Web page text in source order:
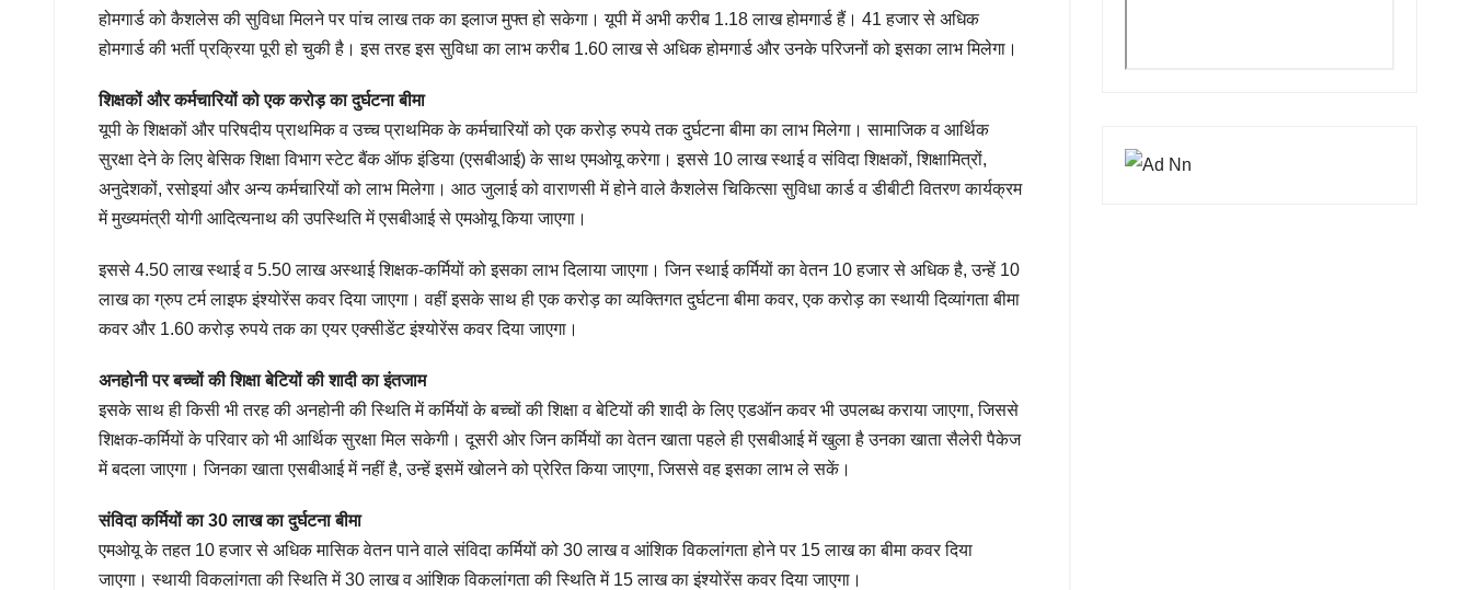
होमगार्ड को कैशलेस की सुविधा मिलने पर पांच लाख तक का इलाज मुफ्त हो सकेगा। यूपी में अभी करीब 1.18 लाख होमगार्ड हैं। 41 हजार से अधिक
होमगार्ड की भर्ती प्रक्रिया पूरी हो चुकी है। इस तरह इस सुविधा का लाभ करीब 1.60 लाख से अधिक होमगार्ड और उनके परिजनों को इसका लाभ मिलेगा।
शिक्षकों और कर्मचारियों को एक करोड़ का दुर्घटना बीमा
यूपी के शिक्षकों और परिषदीय प्राथमिक व उच्च प्राथमिक के कर्मचारियों को एक करोड़ रुपये तक दुर्घटना बीमा का लाभ मिलेगा। सामाजिक व आर्थिक
सुरक्षा देने के लिए बेसिक शिक्षा विभाग स्टेट बैंक ऑफ इंडिया (एसबीआई) के साथ एमओयू करेगा। इससे 10 लाख स्थाई व संविदा शिक्षकों, शिक्षामित्रों,
अनुदेशकों, रसोइयां और अन्य कर्मचारियों को लाभ मिलेगा। आठ जुलाई को वाराणसी में होने वाले कैशलेस चिकित्सा सुविधा कार्ड व डीबीटी वितरण कार्यक्रम
में मुख्यमंत्री योगी आदित्यनाथ की उपस्थिति में एसबीआई से एमओयू किया जाएगा।
इससे 4.50 लाख स्थाई व 5.50 लाख अस्थाई शिक्षक-कर्मियों को इसका लाभ दिलाया जाएगा। जिन स्थाई कर्मियों का वेतन 10 हजार से अधिक है, उन्हें 10
लाख का ग्रुप टर्म लाइफ इंश्योरेंस कवर दिया जाएगा। वहीं इसके साथ ही एक करोड़ का व्यक्तिगत दुर्घटना बीमा कवर, एक करोड़ का स्थायी दिव्यांगता बीमा
कवर और 1.60 करोड़ रुपये तक का एयर एक्सीडेंट इंश्योरेंस कवर दिया जाएगा।
अनहोनी पर बच्चों की शिक्षा बेटियों की शादी का इंतजाम
इसके साथ ही किसी भी तरह की अनहोनी की स्थिति में कर्मियों के बच्चों की शिक्षा व बेटियों की शादी के लिए एडऑन कवर भी उपलब्ध कराया जाएगा, जिससे
शिक्षक-कर्मियों के परिवार को भी आर्थिक सुरक्षा मिल सकेगी। दूसरी ओर जिन कर्मियों का वेतन खाता पहले ही एसबीआई में खुला है उनका खाता सैलेरी पैकेज
में बदला जाएगा। जिनका खाता एसबीआई में नहीं है, उन्हें इसमें खोलने को प्रेरित किया जाएगा, जिससे वह इसका लाभ ले सकें।
संविदा कर्मियों का 30 लाख का दुर्घटना बीमा
एमओयू के तहत 10 हजार से अधिक मासिक वेतन पाने वाले संविदा कर्मियों को 30 लाख व आंशिक विकलांगता होने पर 15 लाख का बीमा कवर दिया
जाएगा। स्थायी विकलांगता की स्थिति में 30 लाख व आंशिक विकलांगता की स्थिति में 15 लाख का इंश्योरेंस कवर दिया जाएगा।